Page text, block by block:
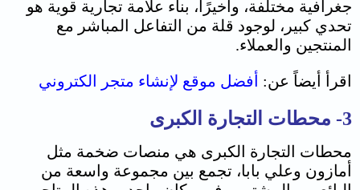
جغرافية مختلفة، وأخيرًا، بناء علامة تجارية قوية هو
تحدي كبير، لوجود قلة من التفاعل المباشر مع
المنتجين والعملاء.
اقرأ أيضاً عن: أفضل موقع لإنشاء متجر الكتروني
3- محطات التجارة الكبرى
محطات التجارة الكبرى هي منصات ضخمة مثل
أمازون وعلي بابا، تجمع بين مجموعة واسعة من